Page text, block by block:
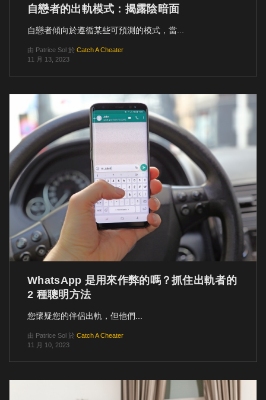
自戀者的出軌模式：揭露陰暗面
自戀者傾向於遵循某些可預測的模式，當...
由 Patrice Sol 於 Catch A Cheater
11 月 13, 2023
WhatsApp 是用來作弊的嗎？抓住出軌者的
2 種聰明方法
您懷疑您的伴侶出軌，但他們...
由 Patrice Sol 於 Catch A Cheater
11 月 10, 2023